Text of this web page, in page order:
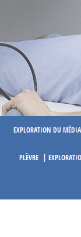
EXPLORATION DU
PLÈVRE|